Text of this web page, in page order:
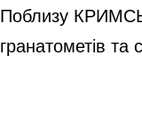
Поблизу
гранатометів та